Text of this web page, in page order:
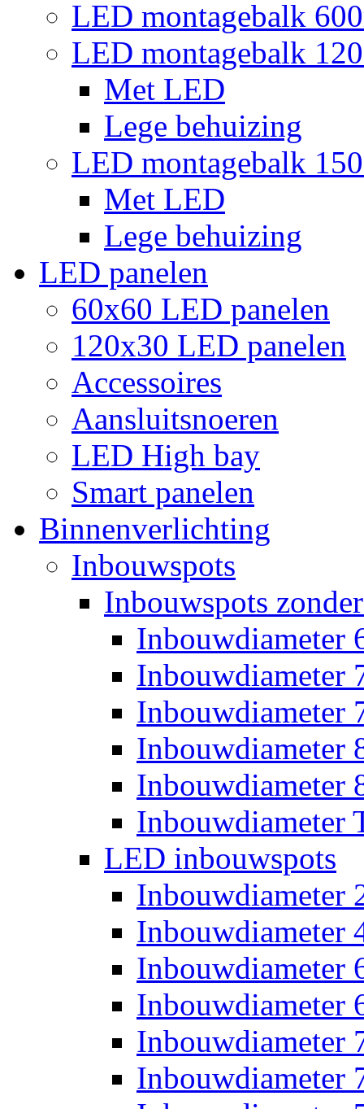
LED montagebalk
LED montagebalk
Met LED
Lege behuizing
LED montagebalk
Met LED
Lege behuizing
LED panelen
60x60 LED panelen
120x30 LED panelen
Accessoires
Aansluitsnoeren
LED High bay
Smart panelen
Binnenverlichting
Inbouwspots
Inbouwspots
Inbouwdiameter
Inbouwdiameter
Inbouwdiameter
Inbouwdiameter
Inbouwdiameter
Inbouwdiameter
LED inbouwspots
Inbouwdiameter
Inbouwdiameter
Inbouwdiameter
Inbouwdiameter
Inbouwdiameter
Inbouwdiameter